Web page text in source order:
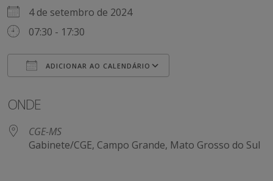
4 de setembro de 2024
07:30 - 17:30
ADICIONAR AO CALENDÁRIO
ONDE
CGE-MS
Gabinete/CGE, Campo Grande, Mato Grosso do Sul